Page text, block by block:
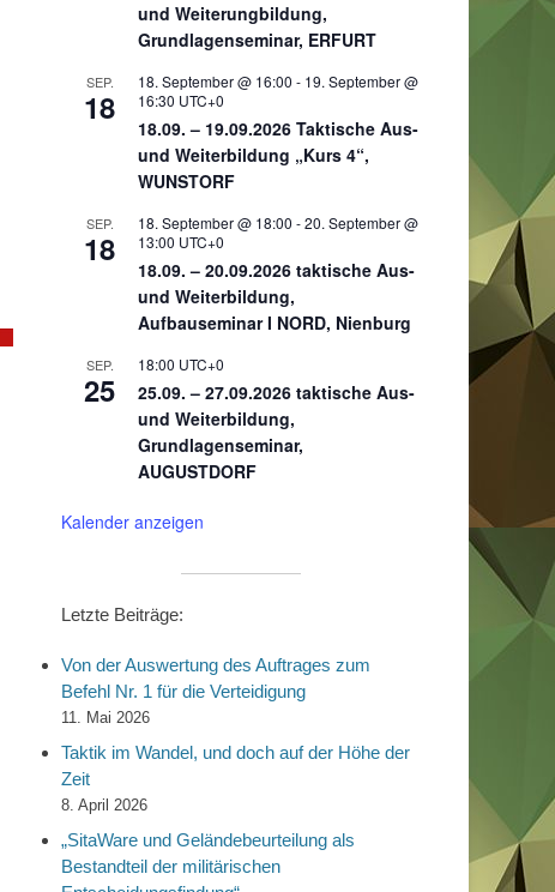
und Weiterungbildung,
Grundlagenseminar, ERFURT
SEP.
18
18. September @ 16:00 - 19. September @
16:30 UTC+0
18.09. – 19.09.2026 Taktische Aus-
und Weiterbildung „Kurs 4“,
WUNSTORF
SEP.
18
18. September @ 18:00 -20. September @
13:00 UTC+0
18.09. – 20.09.2026 taktische Aus-
und Weiterbildung,
Aufbauseminar I NORD, Nienburg
SEP.
25
18:00 UTC+0
25.09. – 27.09.2026 taktische Aus-
und Weiterbildung,
Grundlagenseminar,
AUGUSTDORF
Kalender anzeigen
Letzte Beiträge:
Von der Auswertung des Auftrages zum
Befehl Nr. 1 für die Verteidigung
11. Mai 2026
Taktik im Wandel, und doch auf der Höhe der
Zeit
8. April 2026
„SitaWare und Geländebeurteilung als
Bestandteil der militärischen